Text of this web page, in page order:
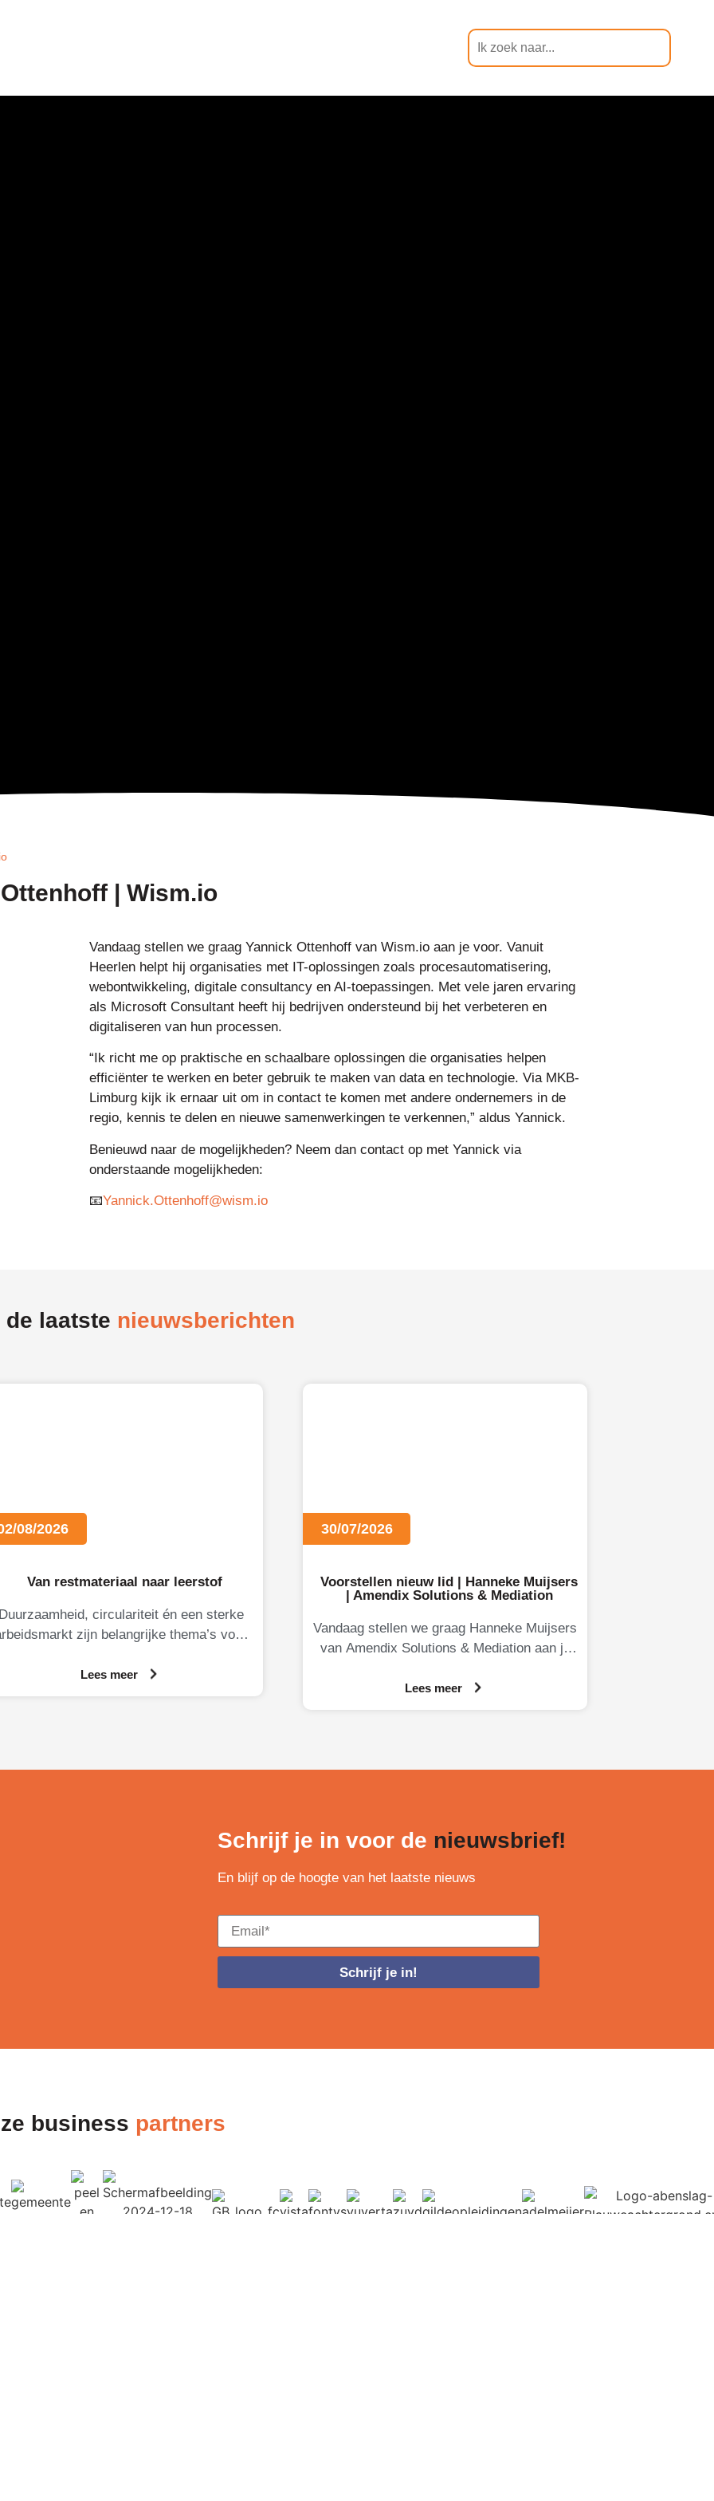
| Wism.io
Vandaag stellen we graag Yannick Ottenhoff van Wism.io aan je voor. Vanuit
Heerlen helpt hij organisaties met IT-oplossingen zoals procesautomatisering,
webontwikkeling, digitale consultancy en AI-toepassingen. Met vele jaren ervaring
als Microsoft Consultant heeft hij bedrijven ondersteund bij het verbeteren en
digitaliseren van hun processen.
“Ik richt me op praktische en schaalbare oplossingen die organisaties helpen
efficiënter te werken en beter gebruik te maken van data en technologie. Via MKB-
Limburg kijk ik ernaar uit om in contact te komen met andere ondernemers in de
regio, kennis te delen en nieuwe samenwerkingen te verkennen,” aldus Yannick.
Benieuwd naar de mogelijkheden? Neem dan contact op met Yannick via
onderstaande mogelijkheden:
📧Yannick.Ottenhoff@wism.io
de laatste nieuwsberichten
08/2026
Van restmateriaal naar leerstof
circulariteit én een sterke
zijn belangrijke thema’s voor
Limburg graag MateriaalMaatjes onder
de aandacht.
Lees meer
30/07/2026
Voorstellen nieuw lid | Hanneke Muijsers
| Amendix Solutions & Mediation
Vandaag stellen we graag Hanneke Muijsers
van Amendix Solutions & Mediation aan je
een
Lees meer
Schrijf je in voor de nieuwsbrief!
En blijf op de hoogte van het laatste nieuws
Schrijf je in!
business partners